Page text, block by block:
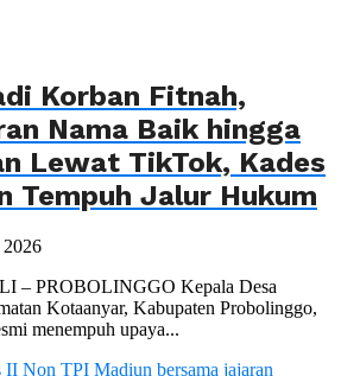
Korban Fitnah,
Nama Baik hingga
Lewat TikTok, Kades
Tempuh Jalur Hukum
– PROBOLINGGO Kepala Desa
Kotaanyar, Kabupaten Probolinggo,
menempuh upaya...